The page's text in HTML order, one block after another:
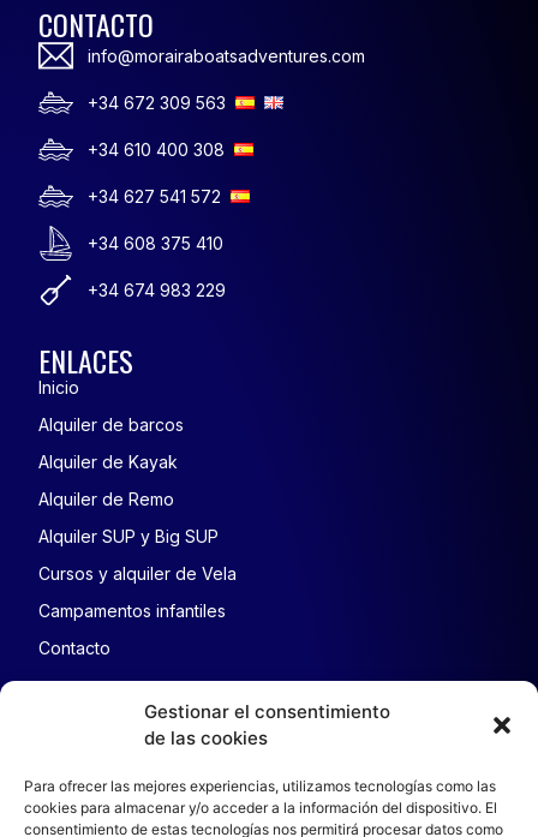
Gestionar el consentimiento
de las cookies
Para ofrecer las mejores experiencias, utilizamos tecnologías como las
cookies para almacenar y/o acceder a la información del dispositivo. El
consentimiento de estas tecnologías nos permitirá procesar datos como
CONTACTO
info@morairaboatsadventures.com
+34 672 309 563
+34 610 400 308
+34 627 541 572
+34 608 375 410
+34 674 983 229
ENLACES
Inicio
Alquiler de barcos
Alquiler de Kayak
Alquiler de Remo
Alquiler SUP y Big SUP
Cursos y alquiler de Vela
Campamentos infantiles
Contacto
AVISO LEGAL
Política de cookies
Política de cancelación